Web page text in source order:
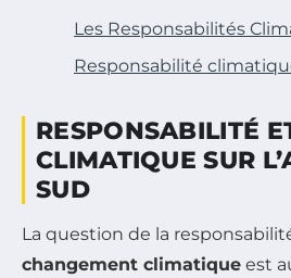
Les Responsabilités
Responsabilité
RESPONSABILITÉ
CLIMATIQUE SUR
SUD
La question de la
changement climatique est